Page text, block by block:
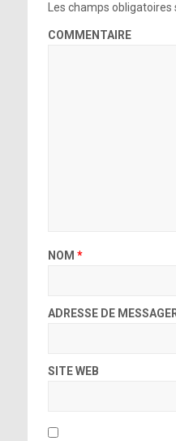
Les champs
COMMENTAIRE
NOM *
ADRESSE DE
SITE WEB